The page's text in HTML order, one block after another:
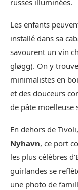
russes illuminées.
Les enfants
installé dans sa
savourent un vin
gløgg). On y
minimalistes en
et des douceurs
de pâte moelleuse
En dehors de
Nyhavn, ce port
les plus célèbres
guirlandes se
une photo de